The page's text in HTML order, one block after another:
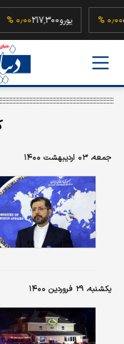
۰٫۰۰ % یورو217,300
جمعه، ۰۳ اردیبهشت ۱۴۰۰
یکشنبه، ۲۹ فروردین ۱۴۰۰